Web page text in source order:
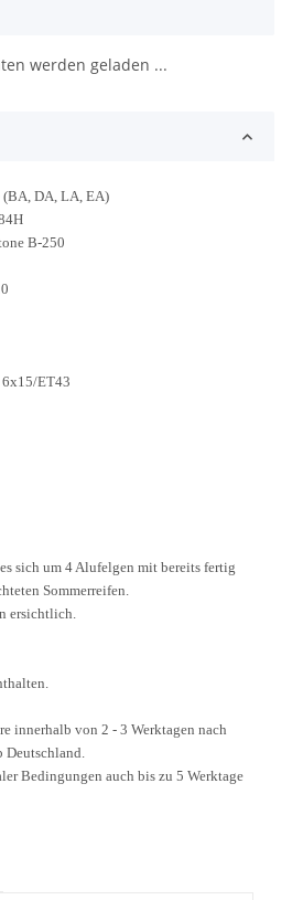
werden geladen ...
(BA, DA, LA, EA)
B-250
ET43
sich um 4 Alufelgen mit bereits fertig
Sommerreifen.
ersichtlich.
innerhalb von 2 - 3 Werktagen nach
Deutschland.
Bedingungen auch bis zu 5 Werktage